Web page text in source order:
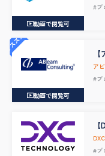
動画で閲覧可
#プ
オススメ
動画で閲覧可
材
ア
#プ
【
#プ